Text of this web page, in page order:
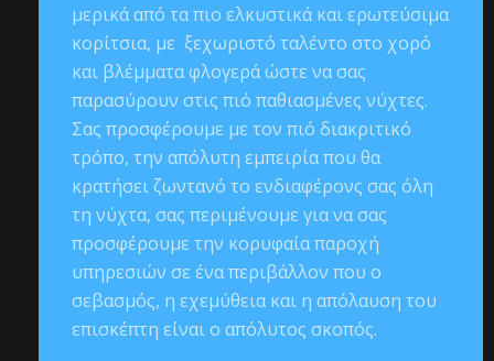
μερικά από τα πιο ελκυστικά και ερωτεύσιμα
κορίτσια, με ξεχωριστό ταλέντο στο χορό
και βλέμματα φλογερά ώστε να σας
παρασύρουν στις πιό παθιασμένες νύχτες.
Σας προσφέρουμε με τον πιό διακριτικό
τρόπο, την απόλυτη εμπειρία που θα
κρατήσει ζωντανό το ενδιαφέρονς σας όλη
τη νύχτα, σας περιμένουμε για να σας
προσφέρουμε την κορυφαία παροχή
υπηρεσιών σε ένα περιβάλλον που ο
σεβασμός, η εχεμύθεια και η απόλαυση του
επισκέπτη είναι ο απόλυτος σκοπός.